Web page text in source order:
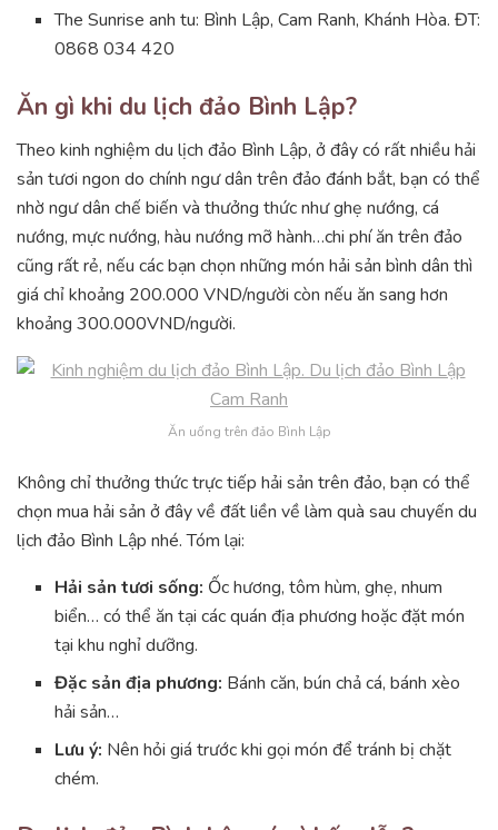
The Sunrise anh tu: Bình Lập, Cam Ranh, Khánh Hòa. ĐT:
0868 034 420
Ăn gì khi du lịch đảo Bình Lập?
Theo kinh nghiệm du lịch đảo Bình Lập, ở đây có rất nhiều hải
sản tươi ngon do chính ngư dân trên đảo đánh bắt, bạn có thể
nhờ ngư dân chế biến và thưởng thức như ghẹ nướng, cá
nướng, mực nướng, hàu nướng mỡ hành…chi phí ăn trên đảo
cũng rất rẻ, nếu các bạn chọn những món hải sản bình dân thì
giá chỉ khoảng 200.000 VND/người còn nếu ăn sang hơn
khoảng 300.000VND/người.
Ăn uống trên đảo Bình Lập
Không chỉ thưởng thức trực tiếp hải sản trên đảo, bạn có thể
chọn mua hải sản ở đây về đất liền về làm quà sau chuyến du
lịch đảo Bình Lập nhé. Tóm lại:
Hải sản tươi sống: Ốc hương, tôm hùm, ghẹ, nhum
biển… có thể ăn tại các quán địa phương hoặc đặt món
tại khu nghỉ dưỡng.
Đặc sản địa phương: Bánh căn, bún chả cá, bánh xèo
hải sản…
Lưu ý: Nên hỏi giá trước khi gọi món để tránh bị chặt
chém.